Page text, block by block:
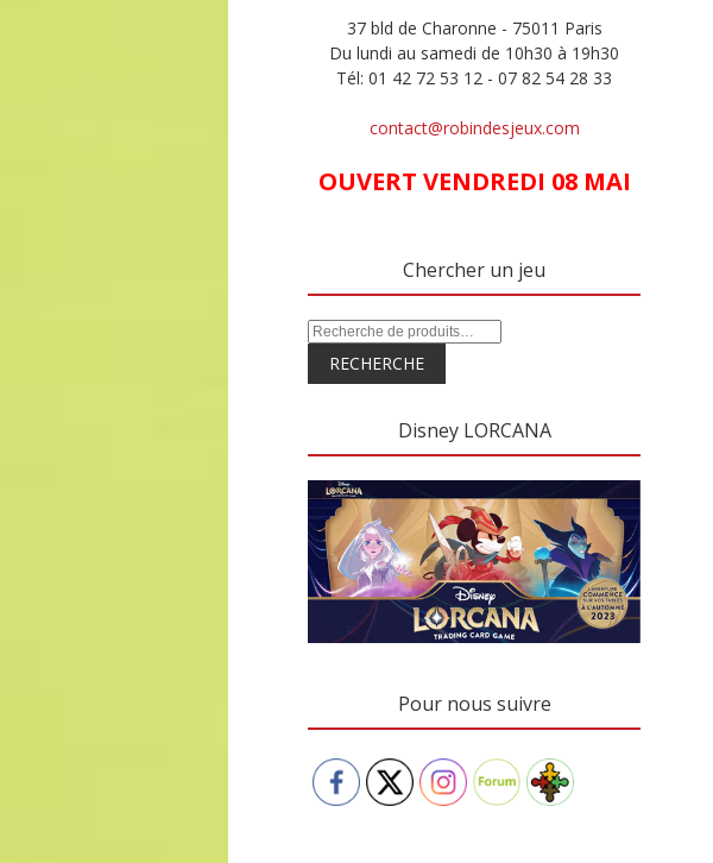
37 bld de Charonne - 75011 Paris
Du lundi au samedi de 10h30 à 19h30
Tél: 01 42 72 53 12 - 07 82 54 28 33
contact@robindesjeux.com
OUVERT VENDREDI 08 MAI
Chercher un jeu
RECHERCHE
Disney LORCANA
Pour nous suivre